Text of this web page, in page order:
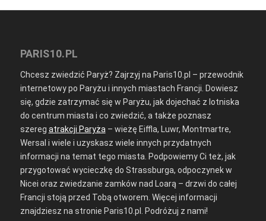
PARIS10.PL
Chcesz zwiedzić Paryż? Zajrzyj na Paris10.pl – przewodnik
internetowy po Paryżu i innych miastach Francji. Dowiesz
się, gdzie zatrzymać się w Paryżu, jak dojechać z lotniska
do centrum miasta i co zwiedzić, a także poznasz
szereg atrakcji Paryża – wieżę Eiffla, Luwr, Montmartre,
Wersal i wiele i uzyskasz wiele innych przydatnych
informacji na temat tego miasta. Podpowiemy Ci też, jak
przygotować wycieczkę do Strassburga, odpoczynek w
Nicei oraz zwiedzanie zamków nad Loarą – drzwi do całej
Francji stoją przed Tobą otworem. Więcej informacji
znajdziesz na stronie Paris10.pl. Podróżuj z nami!